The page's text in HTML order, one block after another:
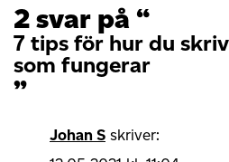
2 svar på “
7 tips för hur du
som fungerar
”
Johan S skriver: